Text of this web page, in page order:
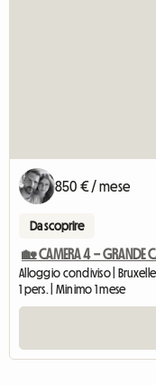
850 € / mese
Da scoprire
🏡 CAMERA 4 – GRANDE
Alloggio condiviso |
1 pers. | Minimo 1 mese